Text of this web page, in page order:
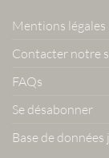
Mentions légales
Contacter notre
FAQs
Se désabonner
Base de